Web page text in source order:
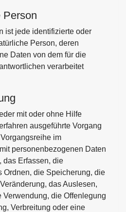
Person
ist jede identifizierte oder
Person, deren
Daten von dem für die
verarbeitet
mit oder ohne Hilfe
ausgeführte Vorgang
im
personenbezogenen Daten
das Erfassen, die
Ordnen, die Speicherung, die
das Auslesen,
Verwendung, die Offenlegung
Verbreitung oder eine